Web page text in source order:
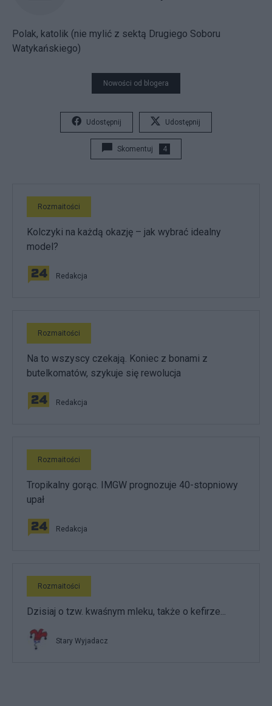
Polak, katolik (nie mylić z sektą Drugiego Soboru
Watykańskiego)
Nowości od blogera
Udostępnij Udostępnij
Skomentuj 4
Rozmaitości
Kolczyki na każdą okazję – jak wybrać idealny
model?
Redakcja
Rozmaitości
Na to wszyscy czekają. Koniec z bonami z
butelkomatów, szykuje się rewolucja
Redakcja
Rozmaitości
Tropikalny gorąc. IMGW prognozuje 40-stopniowy
upał
Redakcja
Rozmaitości
Dzisiaj o tzw. kwaśnym mleku, także o kefirze...
Stary Wyjadacz